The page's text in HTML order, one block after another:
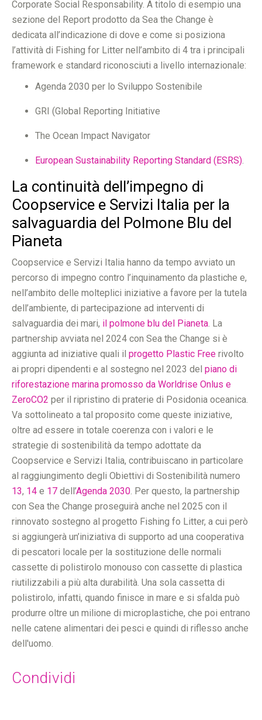
Corporate Social Responsability. A titolo di esempio una
sezione del Report prodotto da Sea the Change è
dedicata all’indicazione di dove e come si posiziona
l’attività di Fishing for Litter nell’ambito di 4 tra i principali
framework e standard riconosciuti a livello internazionale:
Agenda 2030 per lo Sviluppo Sostenibile
GRI (Global Reporting Initiative
The Ocean Impact Navigator
European Sustainability Reporting Standard (ESRS).
La continuità dell’impegno di
Coopservice e Servizi Italia per la
salvaguardia del Polmone Blu del
Pianeta
Coopservice e Servizi Italia hanno da tempo avviato un
percorso di impegno contro l’inquinamento da plastiche e,
nell’ambito delle molteplici iniziative a favore per la tutela
dell’ambiente, di partecipazione ad interventi di
salvaguardia dei mari, il polmone blu del Pianeta. La
partnership avviata nel 2024 con Sea the Change si è
aggiunta ad iniziative quali il progetto Plastic Free rivolto
ai propri dipendenti e al sostegno nel 2023 del piano di
riforestazione marina promosso da Worldrise Onlus e
ZeroCO2 per il ripristino di praterie di Posidonia oceanica.
Va sottolineato a tal proposito come queste iniziative,
oltre ad essere in totale coerenza con i valori e le
strategie di sostenibilità da tempo adottate da
Coopservice e Servizi Italia, contribuiscano in particolare
al raggiungimento degli Obiettivi di Sostenibilità numero
13, 14 e 17 dell’Agenda 2030. Per questo, la partnership
con Sea the Change proseguirà anche nel 2025 con il
rinnovato sostegno al progetto Fishing fo Litter, a cui però
si aggiungerà un’iniziativa di supporto ad una cooperativa
di pescatori locale per la sostituzione delle normali
cassette di polistirolo monouso con cassette di plastica
riutilizzabili a più alta durabilità. Una sola cassetta di
polistirolo, infatti, quando finisce in mare e si sfalda può
produrre oltre un milione di microplastiche, che poi entrano
nelle catene alimentari dei pesci e quindi di riflesso anche
dell'uomo.
Condividi